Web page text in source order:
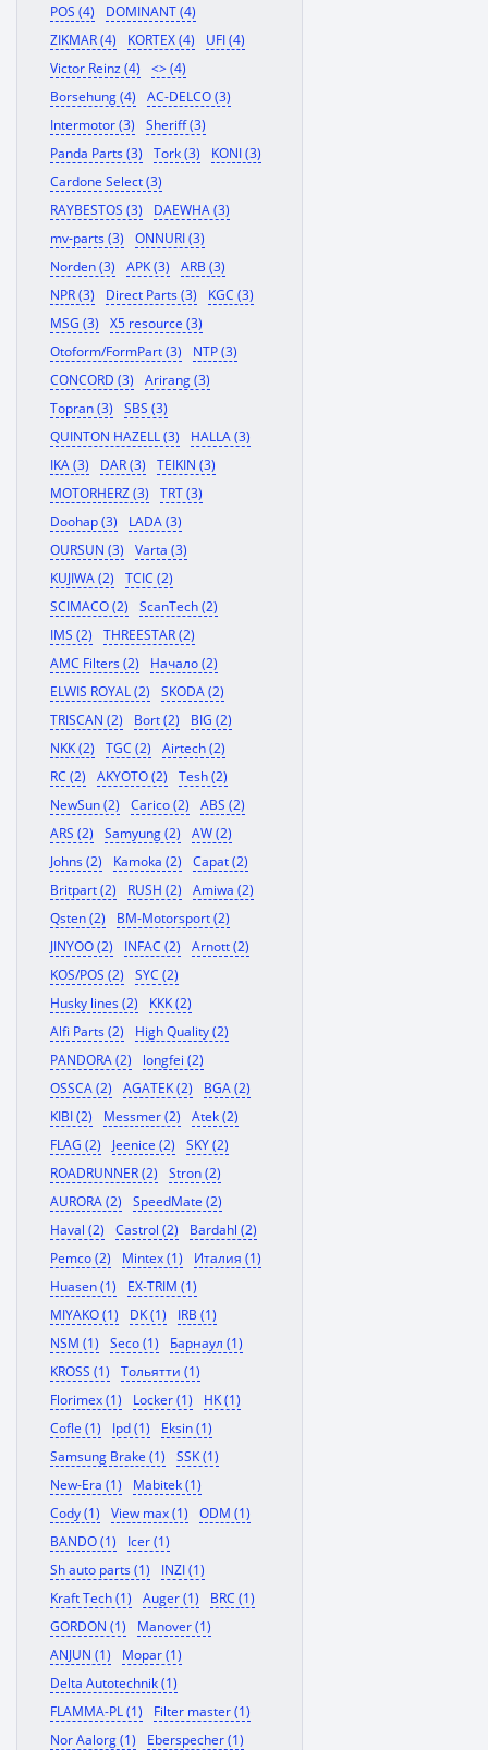
POS (4)
DOMINANT (4)
ZIKMAR (4)
KORTEX (4)
UFI (4)
Victor Reinz (4)
<> (4)
Borsehung (4)
AC-DELCO (3)
Intermotor (3)
Sheriff (3)
Panda Parts (3)
Tork (3)
KONI (3)
Cardone Select (3)
RAYBESTOS (3)
DAEWHA (3)
mv-parts (3)
ONNURI (3)
Norden (3)
APK (3)
ARB (3)
NPR (3)
Direct Parts (3)
KGC (3)
MSG (3)
X5 resource (3)
Otoform/FormPart (3)
NTP (3)
CONCORD (3)
Arirang (3)
Topran (3)
SBS (3)
QUINTON HAZELL (3)
HALLA (3)
IKA (3)
DAR (3)
TEIKIN (3)
MOTORHERZ (3)
TRT (3)
Doohap (3)
LADA (3)
OURSUN (3)
Varta (3)
KUJIWA (2)
TCIC (2)
SCIMACO (2)
ScanTech (2)
IMS (2)
THREESTAR (2)
AMC Filters (2)
Начало (2)
ELWIS ROYAL (2)
SKODA (2)
TRISCAN (2)
Bort (2)
BIG (2)
NKK (2)
TGC (2)
Airtech (2)
RC (2)
AKYOTO (2)
Tesh (2)
NewSun (2)
Carico (2)
ABS (2)
ARS (2)
Samyung (2)
AW (2)
Johns (2)
Kamoka (2)
Capat (2)
Britpart (2)
RUSH (2)
Amiwa (2)
Qsten (2)
BM-Motorsport (2)
JINYOO (2)
INFAC (2)
Arnott (2)
KOS/POS (2)
SYC (2)
Husky lines (2)
KKK (2)
Alfi Parts (2)
High Quality (2)
PANDORA (2)
longfei (2)
OSSCA (2)
AGATEK (2)
BGA (2)
KIBI (2)
Messmer (2)
Atek (2)
FLAG (2)
Jeenice (2)
SKY (2)
ROADRUNNER (2)
Stron (2)
AURORA (2)
SpeedMate (2)
Haval (2)
Castrol (2)
Bardahl (2)
Pemco (2)
Mintex (1)
Италия (1)
Huasen (1)
EX-TRIM (1)
MIYAKO (1)
DK (1)
IRB (1)
NSM (1)
Seco (1)
Барнаул (1)
KROSS (1)
Тольятти (1)
Florimex (1)
Locker (1)
HK (1)
Cofle (1)
Ipd (1)
Eksin (1)
Samsung Brake (1)
SSK (1)
New-Era (1)
Mabitek (1)
Cody (1)
View max (1)
ODM (1)
BANDO (1)
Icer (1)
Sh auto parts (1)
INZI (1)
Kraft Tech (1)
Auger (1)
BRC (1)
GORDON (1)
Manover (1)
ANJUN (1)
Mopar (1)
Delta Autotechnik (1)
FLAMMA-PL (1)
Filter master (1)
Nor Aalorg (1)
Eberspecher (1)